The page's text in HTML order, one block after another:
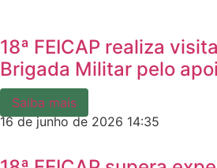
18ª FEICAP realiza
Brigada Militar pelo
Saiba mais
16 de junho de 2026 14:35